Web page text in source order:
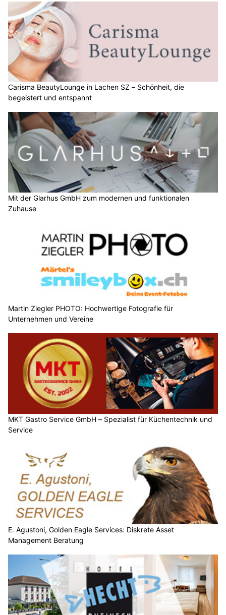
Carisma BeautyLounge in Lachen SZ – Schönheit, die
begeistert und entspannt
Mit der Glarhus GmbH zum modernen und funktionalen
Zuhause
Martin Ziegler PHOTO: Hochwertige Fotografie für
Unternehmen und Vereine
MKT Gastro Service GmbH – Spezialist für Küchentechnik und
Service
E. Agustoni, Golden Eagle Services: Diskrete Asset
Management Beratung